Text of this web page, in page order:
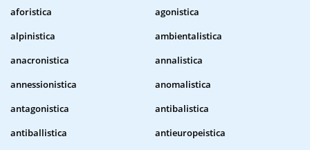
aforistica
agonistica
alpinistica
ambientalistica
anacronistica
annalistica
annessionistica
anomalistica
antagonistica
antibalistica
antiballistica
antieuropeistica